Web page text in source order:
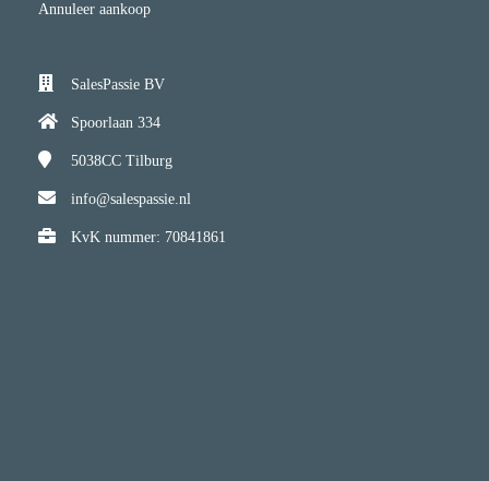
Annuleer aankoop
SalesPassie BV
Spoorlaan 334
5038CC Tilburg
info@salespassie.nl
KvK nummer: 70841861